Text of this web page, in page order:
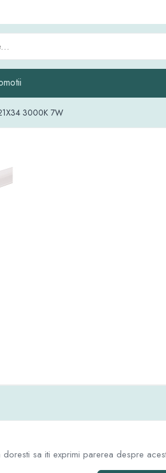
3000K 7W
doresti sa iti exprimi parerea despre